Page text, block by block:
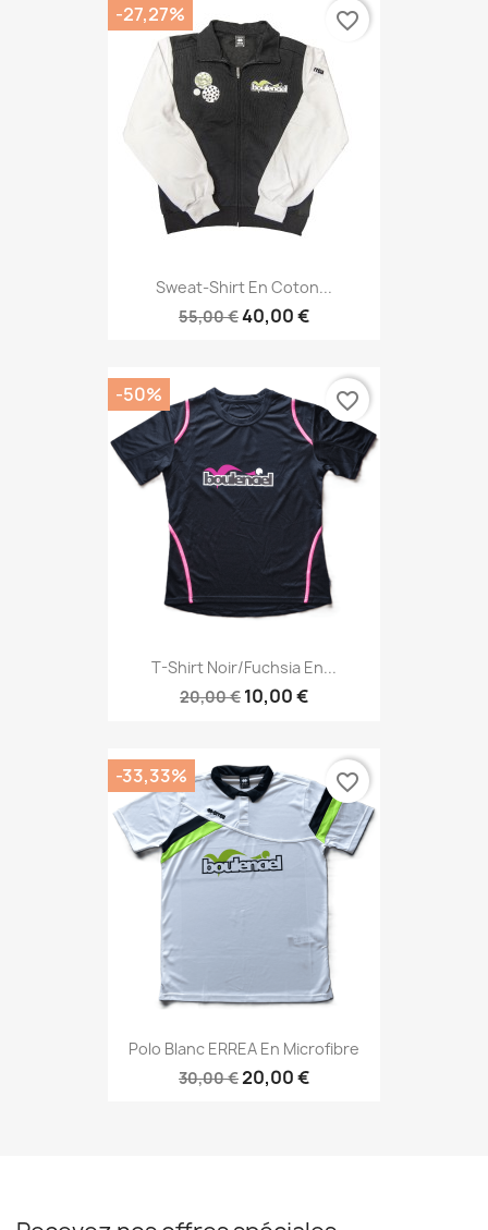
Sweat-Shirt En Coton...
55,00 €40,00 €
-27,27% favorite_border
T-Shirt Noir/Fuchsia En...
20,00 € 10,00 €
-50% favorite_border
Polo Blanc ERREA En Microfibre
30,00 €20,00 €
-33,33% favorite_border